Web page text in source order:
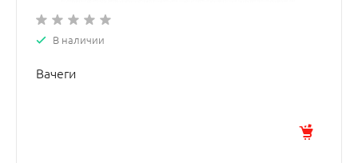
В наличии
Вачеги